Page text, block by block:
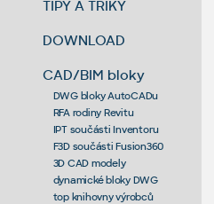
TIPY A TRIKY
DOWNLOAD
CAD/BIM bloky
DWG bloky AutoCADu
RFA rodiny Revitu
IPT součásti Inventoru
F3D součásti Fusion360
3D CAD modely
dynamické bloky DWG
top knihovny výrobců